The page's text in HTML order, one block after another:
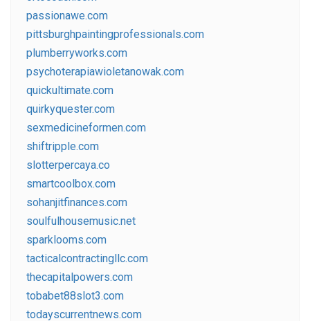
passionawe.com
pittsburghpaintingprofessionals.com
plumberryworks.com
psychoterapiawioletanowak.com
quickultimate.com
quirkyquester.com
sexmedicineformen.com
shiftripple.com
slotterpercaya.co
smartcoolbox.com
sohanjitfinances.com
soulfulhousemusic.net
sparklooms.com
tacticalcontractingllc.com
thecapitalpowers.com
tobabet88slot3.com
todayscurrentnews.com